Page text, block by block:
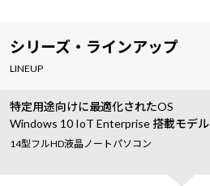
シリーズ・ラインアップ
LINEUP
特定用途向けに最適化されたOS
Windows 10 IoT Enterprise 搭載モデル
14型フルHD液晶ノートパソコン